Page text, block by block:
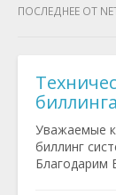
ПОСЛЕДНЕЕ ОТ
Уважаемые
биллинг
Благодарим